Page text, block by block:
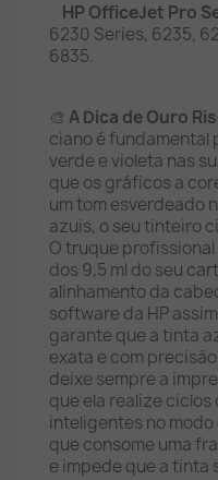
HP OfficeJet Pro
6230 Series, 6235,
6835.
🎨 A Dica de Ouro
ciano é fundamental
verde e violeta nas
que os gráficos a
um tom esverdeado
azuis, o seu tinteiro
O truque
dos 9,5 ml do seu
alinhamento da
software da HP
garante que a tinta
exata e com
deixe sempre a
que ela realize
inteligentes no
que consome uma
e impede que a tinta